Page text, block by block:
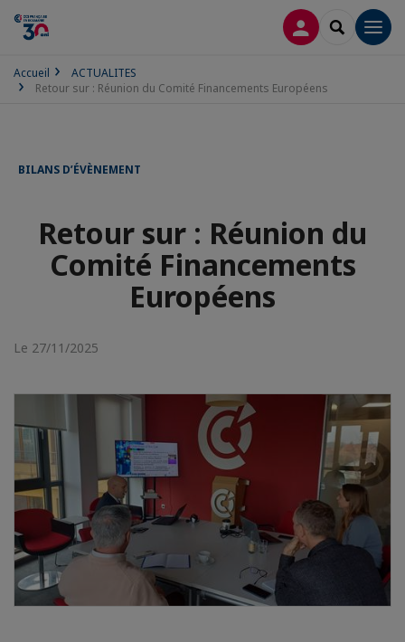
CONNEXION
Accueil
ACTUALITES
Retour sur : Réunion du Comité Financements Européens
BILANS D’ÉVÈNEMENT
Retour sur : Réunion du
Comité Financements
Européens
Le 27/11/2025